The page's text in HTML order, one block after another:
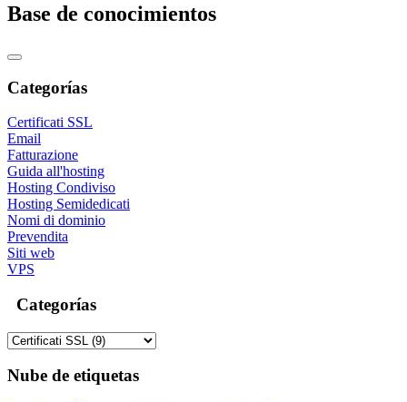
Base de conocimientos
Categorías
Certificati SSL
Email
Fatturazione
Guida all'hosting
Hosting Condiviso
Hosting Semidedicati
Nomi di dominio
Prevendita
Siti web
VPS
Categorías
Nube de etiquetas